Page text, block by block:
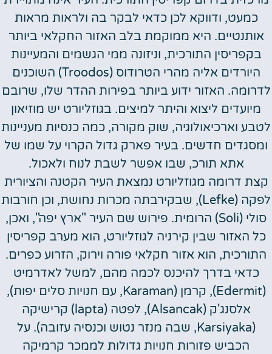
כמעט, ודווקא לכן כדאי לבקר בה ולראות מראות
אותנטיים. היא ממוקמת בלב האזור החקלאי ביותר
בקפריסין התורכית, וניזונה ממי הגשמים והמעיינות
היורדים אליה מהרי הטרודוס (Troodos) השוכנים
לדרומה. האזור ידוע ביותר בפירות ההדר שלו, שרובם
מיועדים ליצוא והיתר למיצים. בגוזליורט יש מוזיאון
לטבע וארכיאולוגיה, שוק מקורה, כמה כנסיות מעניינות
ומסגדים חדשים. בעיר פארק גדול הקרוי על שמו של
אתא תורכ, שבו אפשר לשבת לנוח ולאכול.
קצת דרומה מגוזליורט נמצאת העיר הקטנה והציורית
לפקה (Lefke), שבקירבתה מכרות נחושת, וכן חורבות
סולי (Soli) הרומית. פירוש שם העיר "ארץ יפה", ואכן,
כל האזור שבין קירניה לגוזליורט, הוא מערב קפריסין
התורכית, הוא אזור חקלאי פורה וירוק, הזרוע כפרים.
כדאי בדרך להיכנס לכמה מהם, למשל לאדרמיט
(Edermit), קרמן (Karaman, עם חנויות סלים יפות),
אלסנג'ק (Alsancak), לפטה (lapta) קרישיקה
(Karsiyaka, שבה מנזר נטוש וכנסיה עזובה). על
הכביש פזורות חנויות גדולות לממכר קרמיקה